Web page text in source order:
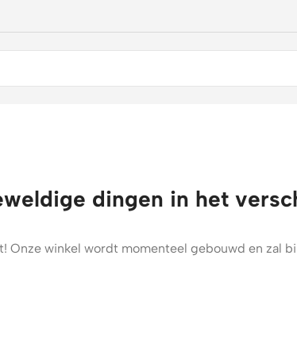
dingen in het
Onze winkel wordt momenteel gebouwd en zal